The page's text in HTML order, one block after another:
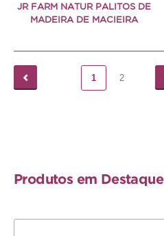
JR FARM NATUR PALITOS DE
MADEIRA DE MACIEIRA
1 2
Produtos em Destaque